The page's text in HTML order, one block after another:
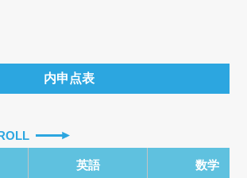
内申点表
英語 数学